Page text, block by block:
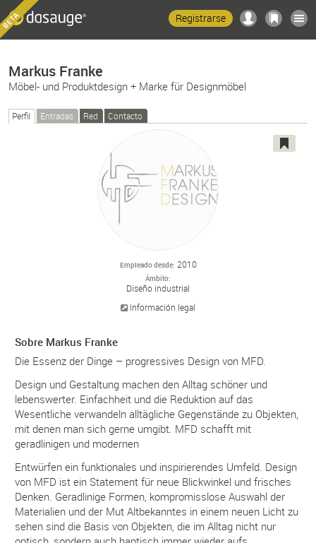
Registrarse
Markus Franke
Möbel- und Produktdesign + Marke für Designmöbel
Perfil Entradas Red Contacto
Empleado desde 2010
Ámbito
Diseño industrial
Información legal
Sobre Markus Franke
Die Essenz der Dinge – progressives Design von MFD.
Design und Gestaltung machen den Alltag schöner und
lebenswerter. Einfachheit und die Reduktion auf das
Wesentliche verwandeln alltägliche Gegenstände zu Objekten,
mit denen man sich gerne umgibt. MFD schafft mit
geradlinigen und modernen
Entwürfen ein funktionales und inspirierendes Umfeld. Design
von MFD ist ein Statement für neue Blickwinkel und frisches
Denken. Geradlinige Formen, kompromisslose Auswahl der
Materialien und der Mut Altbekanntes in einem neuen Licht zu
sehen sind die Basis von Objekten, die im Alltag nicht nur